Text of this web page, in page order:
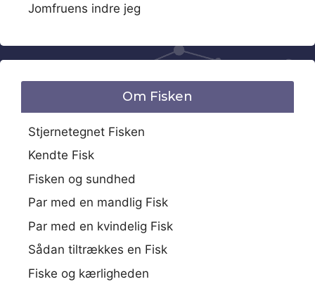
Jomfruens indre jeg
Om Fisken
Stjernetegnet Fisken
Kendte Fisk
Fisken og sundhed
Par med en mandlig Fisk
Par med en kvindelig Fisk
Sådan tiltrækkes en Fisk
Fiske og kærligheden